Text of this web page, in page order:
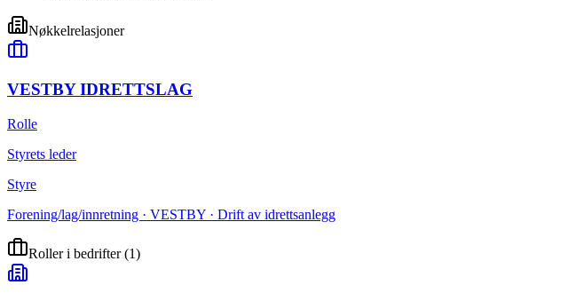
Nøkkelrelasjoner
VESTBY IDRETTSLAG
Rolle
Styrets leder
Styre
Forening/lag/innretning · VESTBY · Drift av idrettsanlegg
Roller i bedrifter(1)